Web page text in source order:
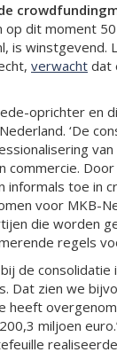
op dit moment
is winstgevend.
verwacht dat
oprichter en
‘De
commercie.
informals toe in
voor MKB-
die worden
regels
bij de
Dat zien we
heeft
miljoen